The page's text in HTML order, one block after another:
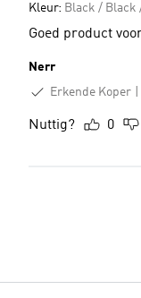
Kleur: Black / Black
Goed product
Nerr
Erkende Koper
Nuttig? 0